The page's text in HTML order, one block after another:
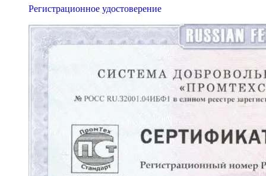
Регистрационное удостоверение